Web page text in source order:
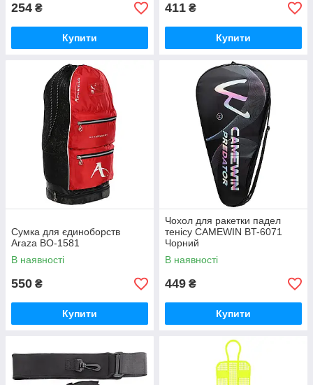
254 ₴
Купити
411 ₴
Купити
Сумка для єдиноборств
Araza BO-1581
В наявності
550 ₴
Купити
Чохол для ракетки падел
тенісу CAMEWIN BT-6071
Чорний
В наявності
449 ₴
Купити